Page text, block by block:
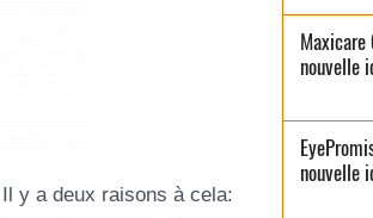
y a deux raisons à cela:
Maxicare
nouvelle
nouvelle